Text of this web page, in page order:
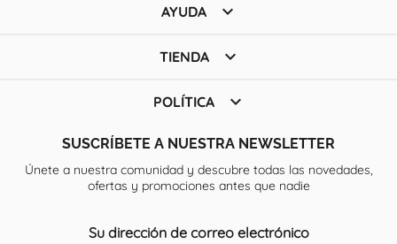
AYUDA 
TIENDA 
POLÍTICA 
SUSCRÍBETE A NUESTRA NEWSLETTER
Únete a nuestra comunidad y descubre todas las novedades,
ofertas y promociones antes que nadie
Su dirección de correo electrónico